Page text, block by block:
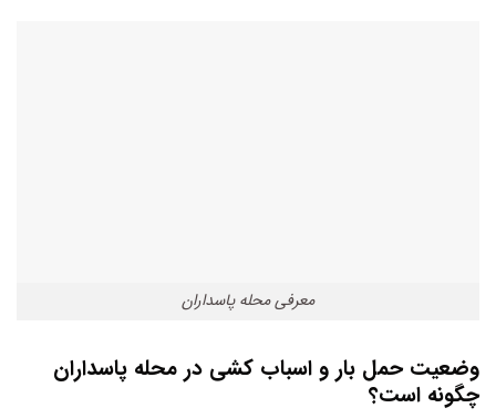
معرفی محله پاسداران
وضعیت حمل بار و اسباب کشی در محله پاسداران
چگونه است؟